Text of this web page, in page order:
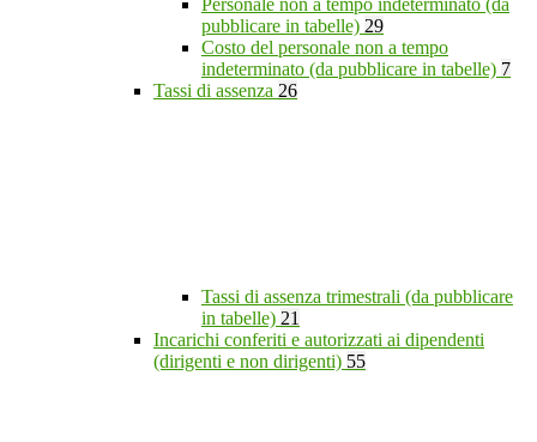
Personale non a tempo indeterminato (da
pubblicare in tabelle) 29
Costo del personale non a tempo
indeterminato (da pubblicare in tabelle) 7
Tassi di assenza 26
Tassi di assenza trimestrali (da pubblicare
in tabelle) 21
Incarichi conferiti e autorizzati ai dipendenti
(dirigenti e non dirigenti) 55